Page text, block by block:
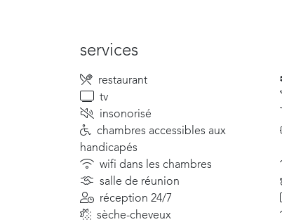
services
restaurant
tv
insonorisé
chambres accessibles aux
handicapés
wifi dans les chambres
salle de réunion
réception 24/7
sèche-cheveux